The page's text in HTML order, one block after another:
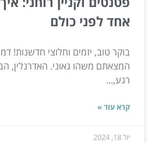
אחד לפני כולם
בוקר טוב, יזמים וחלוצי חדשנות!
המצאתם משהו גאוני. האדרנלין,
רגע,...
קרא עוד »
יול 18, 2024